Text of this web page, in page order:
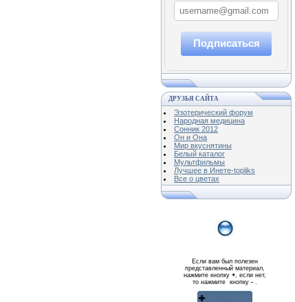
Подписаться
ДРУЗЬЯ САЙТА
Эзотерический форум
Народная медицина
Сонник 2012
Он и Она
Мир вкуснятины
Белый каталог
Мультфильмы
Лучшее в Инете-topliks
Все о цветах
Если вам был полезен
представленный материал,
нажмите кнопку+, если нет,
то нажмите кнопку -.